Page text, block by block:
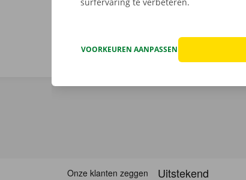
VOORKEUREN AANPASSEN